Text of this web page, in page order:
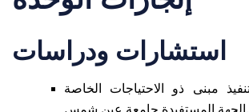
استشارات ودراسات
مبنى ذو الاحتياجات الخاصة
الجهة المستفيدة جامعة عين شمس.